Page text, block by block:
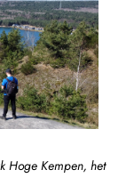
Hoge Kempen, het